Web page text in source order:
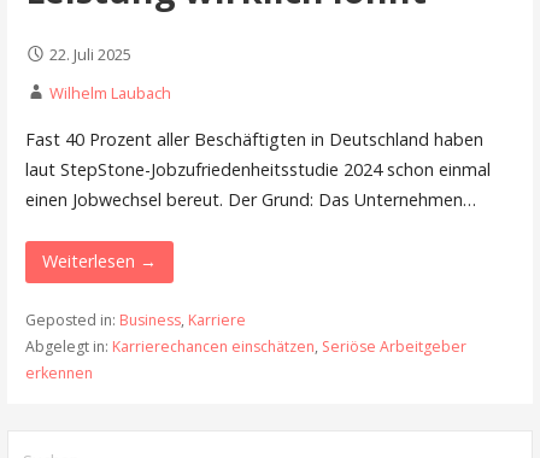
22. Juli 2025
Wilhelm Laubach
Fast 40 Prozent aller Beschäftigten in Deutschland haben
laut StepStone-Jobzufriedenheitsstudie 2024 schon einmal
einen Jobwechsel bereut. Der Grund: Das Unternehmen…
Weiterlesen →
Geposted in: Business, Karriere
Abgelegt in: Karrierechancen einschätzen, Seriöse Arbeitgeber
erkennen